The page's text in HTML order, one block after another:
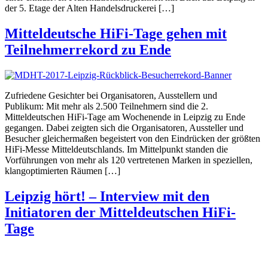
der 5. Etage der Alten Handelsdruckerei […]
Mitteldeutsche HiFi-Tage gehen mit
Teilnehmerrekord zu Ende
Zufriedene Gesichter bei Organisatoren, Ausstellern und
Publikum: Mit mehr als 2.500 Teilnehmern sind die 2.
Mitteldeutschen HiFi-Tage am Wochenende in Leipzig zu Ende
gegangen. Dabei zeigten sich die Organisatoren, Aussteller und
Besucher gleichermaßen begeistert von den Eindrücken der größten
HiFi-Messe Mitteldeutschlands. Im Mittelpunkt standen die
Vorführungen von mehr als 120 vertretenen Marken in speziellen,
klangoptimierten Räumen […]
Leipzig hört! – Interview mit den
Initiatoren der Mitteldeutschen HiFi-
Tage